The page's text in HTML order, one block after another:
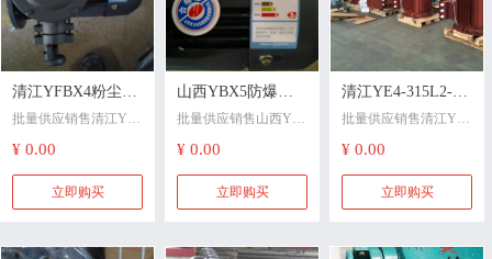
清江YFBX4粉尘防
爆电机销售山西
YBBP变频粉尘防
爆电机防爆等级不
同应用场景不同
批量供应销售清江YF
爆电机防爆等级不同
应用场景不同若你的
碎工段、制药车间混
¥ 0.00
立即购买
山西YBX5防爆电
机销售清江YBX5
一级能效电动机可
以互换替代国标安
装尺寸
批量供应销售山西YB
可以互换替代国标安
装尺寸选型看场景：
矿、焦化厂设备更
¥ 0.00
立即购买
清江YE4-315L2-4-
200电机@销售山西
YE4电机货期一个
周重合同守信用
批量供应销售清江YE4
个周重合同守信用清
江YE4-315L2-4-200电
货期一个周重合同守
¥ 0.00
立即购买